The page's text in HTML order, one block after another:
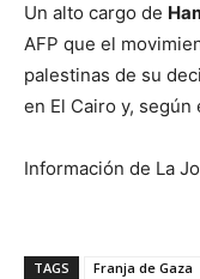
Un alto cargo de
AFP que el
palestinas de su
en El Cairo y, según
Información de La
TAGS Franja de Gaza